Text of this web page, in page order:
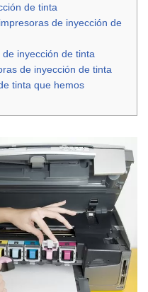
de tinta
de inyección de
inyección de tinta
de inyección de tinta
tinta que hemos